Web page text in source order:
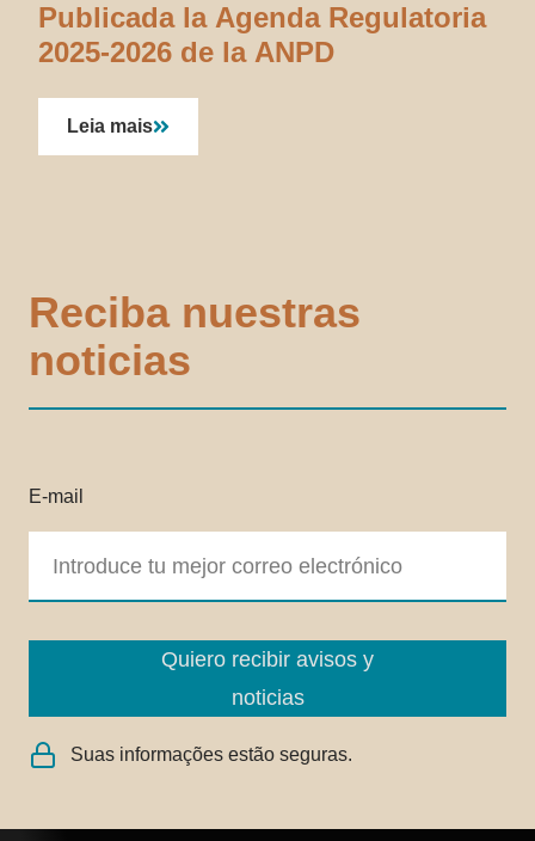
Publicada la Agenda Regulatoria
2025-2026 de la ANPD
Leia mais
Reciba nuestras
noticias
E-mail
Quiero recibir avisos y
noticias
Suas informações estão seguras.